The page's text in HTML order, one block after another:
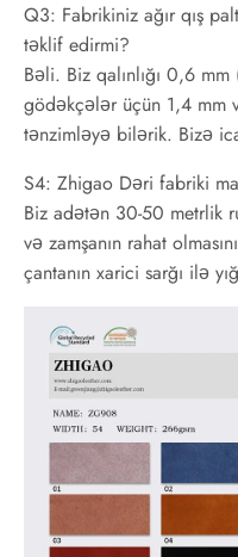
Q3: Fabrikiniz ağır qış
təklif edirmi?
Bəli. Biz qalınlığı 0,6
gödəkçələr üçün 1,4 mm
tənzimləyə bilərik. Bizə
S4: Zhigao Dəri fabriki
Biz adətən 30-50 metrlik
və zamşanın rahat
çantanın xarici sarğı ilə